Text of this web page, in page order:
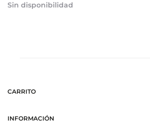
Sin disponibilidad
CARRITO
INFORMACIÓN